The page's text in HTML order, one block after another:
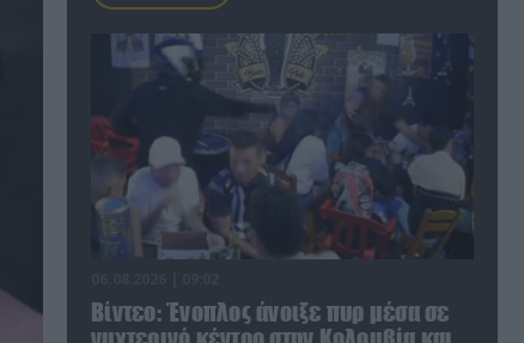
Βίντεο: Ένοπλος άνοιξε πυρ μέσα σε